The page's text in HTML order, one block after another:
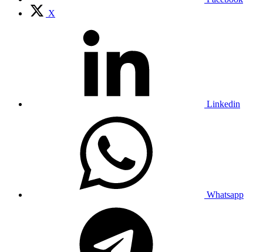
X
Linkedin
Whatsapp